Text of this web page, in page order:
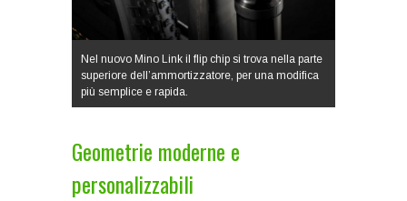
Nel nuovo Mino Link il flip chip si trova nella parte
superiore dell’ammortizzatore, per una modifica
più semplice e rapida.
Geometrie moderne e
personalizzabili